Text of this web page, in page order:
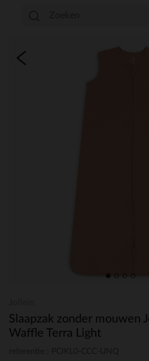
Slaapzak zonder mouwen
Waffle Terra Light